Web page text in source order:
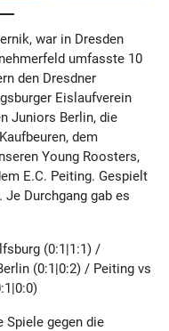
war in Dresden
umfasste 10
den Dresdner
Eislaufverein
Juniors Berlin, die
dem
Young Roosters,
E.C. Peiting. Gespielt
Je Durchgang gab es
(0:1|1:1) /
(0:1|0:2) / Peiting vs
Spiele gegen die